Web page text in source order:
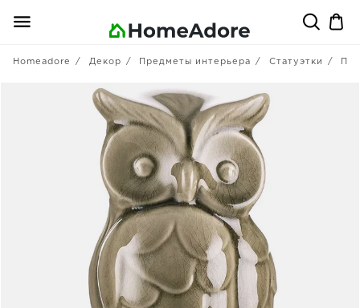
Homeadore Декор Предметы интерьера Статуэтки